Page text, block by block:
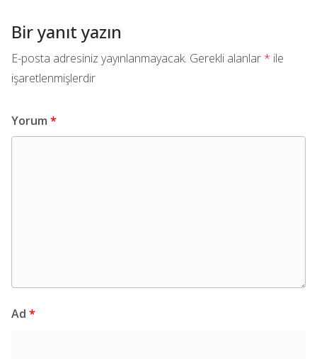
Bir yanıt yazın
E-posta adresiniz yayınlanmayacak. Gerekli alanlar * ile
işaretlenmişlerdir
Yorum *
Ad *